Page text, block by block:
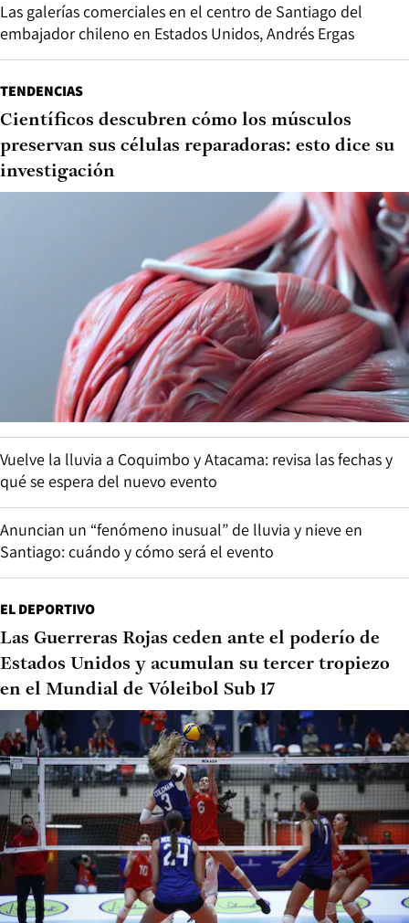
Las galerías comerciales en el centro de Santiago del
embajador chileno en Estados Unidos, Andrés Ergas
TENDENCIAS
Científicos descubren cómo los músculos
preservan sus células reparadoras: esto dice su
investigación
Vuelve la lluvia a Coquimbo y Atacama: revisa las fechas y
qué se espera del nuevo evento
Anuncian un “fenómeno inusual” de lluvia y nieve en
Santiago: cuándo y cómo será el evento
EL DEPORTIVO
Las Guerreras Rojas ceden ante el poderío de
Estados Unidos y acumulan su tercer tropiezo
en el Mundial de Vóleibol Sub 17